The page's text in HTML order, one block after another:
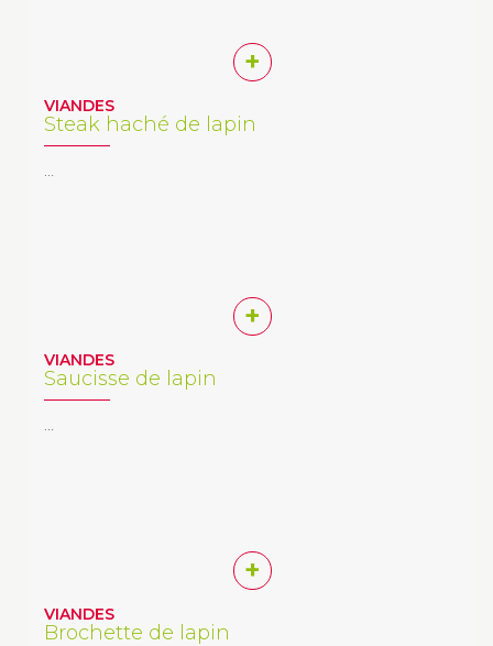
+
VIANDES
Steak haché de lapin
…
+
VIANDES
Saucisse de lapin
…
+
VIANDES
Brochette de lapin